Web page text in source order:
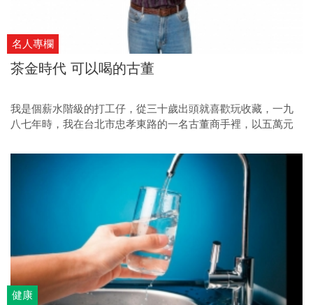
名人專欄
茶金時代 可以喝的古董
我是個薪水階級的打工仔，從三十歲出頭就喜歡玩收藏，一九
八七年時，我在台北市忠孝東路的一名古董商手裡，以五萬元
健康